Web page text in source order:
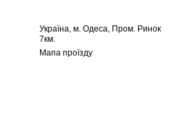
Українa, м. Одеса, Пром. Ринок
7км.
Мапа проїзду